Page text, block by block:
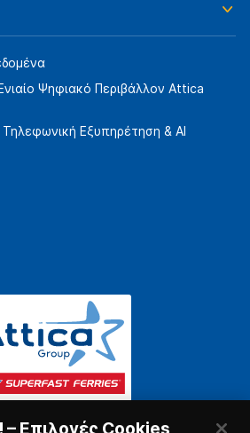
Ψηφιακό Περιβάλλον Attica
Εξυπηρέτηση & AI
Επιλογές Cookies